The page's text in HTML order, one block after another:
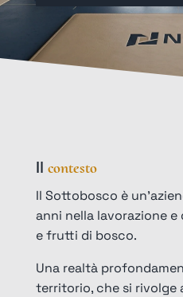
Il contesto
Il Sottobosco è
anni nella lavorazione
e frutti di bosco.
Una realtà
territorio, che si rivolge